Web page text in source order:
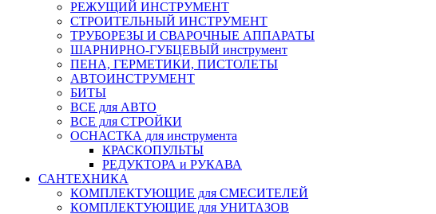
РЕЖУЩИЙ ИНСТРУМЕНТ
СТРОИТЕЛЬНЫЙ ИНСТРУМЕНТ
ТРУБОРЕЗЫ И СВАРОЧНЫЕ АППАРАТЫ
ШАРНИРНО-ГУБЦЕВЫЙ инструмент
ПЕНА, ГЕРМЕТИКИ, ПИСТОЛЕТЫ
АВТОИНСТРУМЕНТ
БИТЫ
ВСЕ для АВТО
ВСЕ для СТРОЙКИ
ОСНАСТКА для инструмента
КРАСКОПУЛЬТЫ
РЕДУКТОРА и РУКАВА
САНТЕХНИКА
КОМПЛЕКТУЮЩИЕ для СМЕСИТЕЛЕЙ
КОМПЛЕКТУЮЩИЕ для УНИТАЗОВ